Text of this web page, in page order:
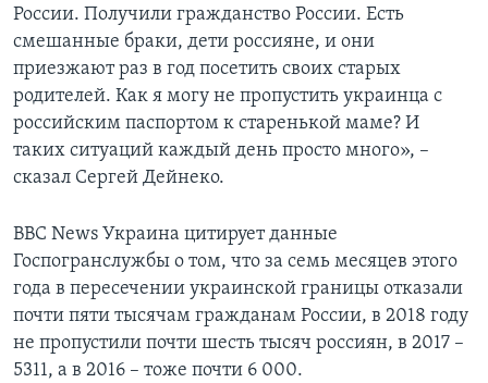
России. Получили гражданство России. Есть
смешанные браки, дети россияне, и они
приезжают раз в год посетить своих старых
родителей. Как я могу не пропустить украинца с
российским паспортом к старенькой маме? И
таких ситуаций каждый день просто много», –
сказал Сергей Дейнеко.
BBC News Украина цитирует данные
Госпогранслужбы о том, что за семь месяцев этого
года в пересечении украинской границы отказали
почти пяти тысячам гражданам России, в 2018 году
не пропустили почти шесть тысяч россиян, в 2017 –
5311, а в 2016 – тоже почти 6 000.